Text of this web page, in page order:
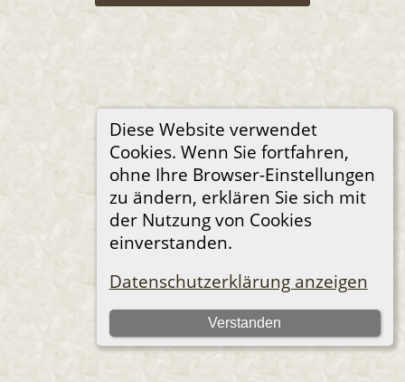
Diese Website verwendet
Cookies. Wenn Sie fortfahren,
ohne Ihre Browser-Einstellungen
zu ändern, erklären Sie sich mit
der Nutzung von Cookies
einverstanden.
Datenschutzerklärung anzeigen
Verstanden